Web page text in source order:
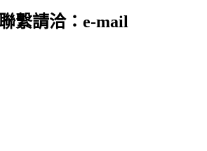
繫請洽：e-mail